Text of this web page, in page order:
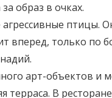
образ в очках.
птицы.
вперед, только по
арт-объектов
терраса. В